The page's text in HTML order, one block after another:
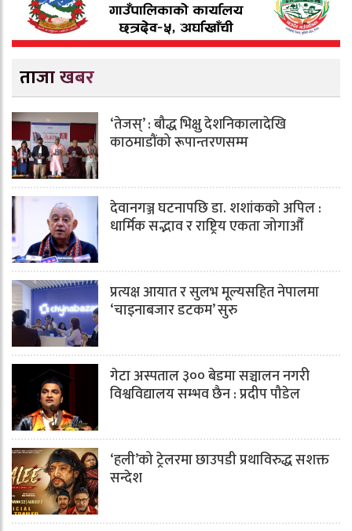
ताजा खबर
‘तेजस्’ : बौद्ध भिक्षु देशनिकालादेखि
काठमाडौंको रूपान्तरणसम्म
देवानगञ्ज घटनापछि डा. शशांककाे अपिल :
धार्मिक सद्भाव र राष्ट्रिय एकता जोगाऔँ
प्रत्यक्ष आयात र सुलभ मूल्यसहित नेपालमा
‘चाइनाबजार डटकम’ सुरु
गेटा अस्पताल ३०० बेडमा सञ्चालन नगरी
विश्वविद्यालय सम्भव छैन : प्रदीप पौडेल
‘हली’को ट्रेलरमा छाउपडी प्रथाविरुद्ध सशक्त
सन्देश